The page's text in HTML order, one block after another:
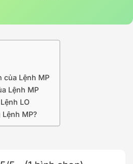
của Lệnh MP
Lệnh MP
LO
MP?